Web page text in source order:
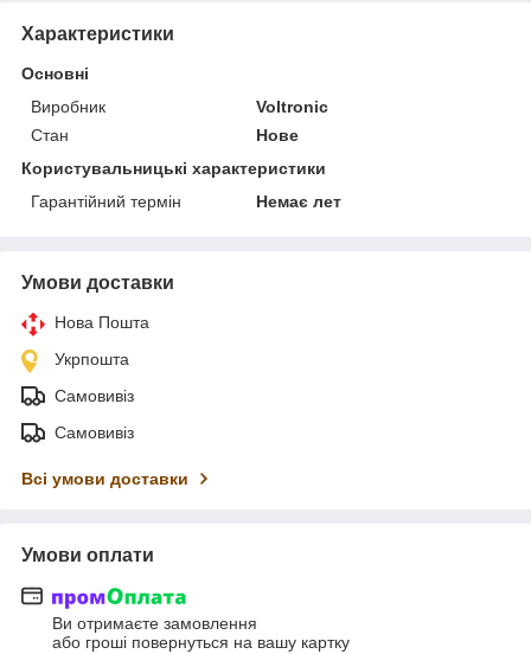
Характеристики
Основні
Виробник
Voltronic
Стан
Нове
Користувальницькі характеристики
Гарантійний термін
Немає лет
Умови доставки
Нова Пошта
Укрпошта
Самовивіз
Самовивіз
Всі умови доставки
Умови оплати
Ви отримаєте замовлення
або гроші повернуться на вашу картку